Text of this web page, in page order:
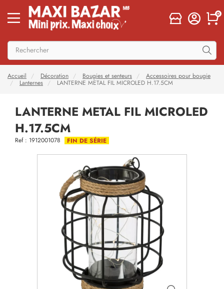
0
Accueil Décoration Bougies et senteurs
Accessoires pour bougie
Lanternes
LANTERNE METAL FIL MICROLED H.17.5CM
LANTERNE METAL FIL MICROLED
H.17.5CM
Ref : 1912001078 FIN DE SÉRIE